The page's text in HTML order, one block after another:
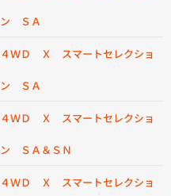
ン ＳＡ
４ＷＤ Ｘ スマートセレクショ
ン ＳＡ
４ＷＤ Ｘ スマートセレクショ
ン ＳＡ＆ＳＮ
４ＷＤ Ｘ スマートセレクショ